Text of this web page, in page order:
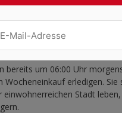
ist als in ländlichen
zu tätigen. Das kann,
Film fehlt oder die letzte
Filialen können Sie aber
bereits um 06:00 Uhr
Wocheneinkauf erledigen.
einwohnerreichen Stadt